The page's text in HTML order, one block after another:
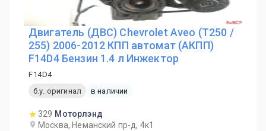
Двигатель (ДВС) Chevrolet Aveo (T250 /
255) 2006-2012 КПП автомат (АКПП)
F14D4 Бензин 1.4 л Инжектор
F14D4
б.у. оригинал
в наличии
329 Моторлэнд
Москва, Неманский пр-д, 4к1